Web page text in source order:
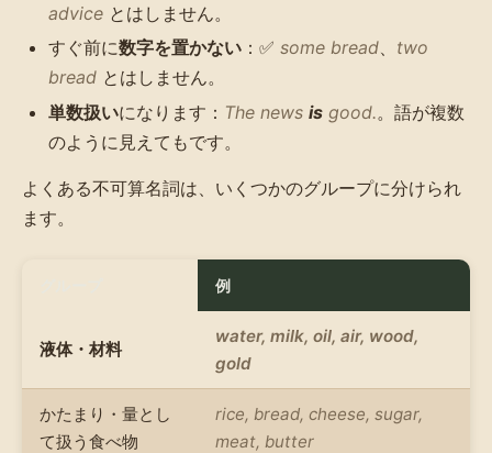
advice とはしません。
すぐ前に数字を置かない ：✅ some bread、 two
bread とはしません。
単数扱いになります： The news is good.。語が複数
のように見えてもです。
よくある不可算名詞は、いくつかのグループに分けられ
ます。
例
液体・材料
water, milk, oil, air, wood,
gold
かたまり・量とし
て扱う食べ物
rice, bread, cheese, sugar,
meat, butter